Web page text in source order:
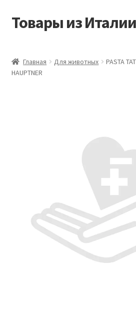
Перейти
Перейти
Товары из Италии
Виды доставки
Оставить отзыв
Оформление заказа
Главная Для животных
PASTA
HAUPTNER